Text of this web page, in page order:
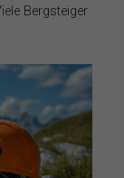
Bergsteiger